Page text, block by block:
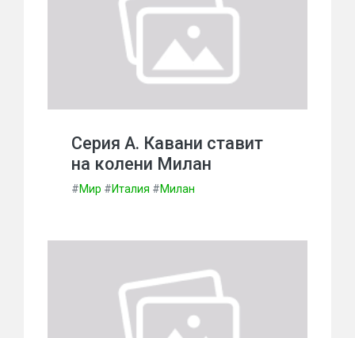
Серия А. Кавани ставит
на колени Милан
#Мир #Италия #Милан